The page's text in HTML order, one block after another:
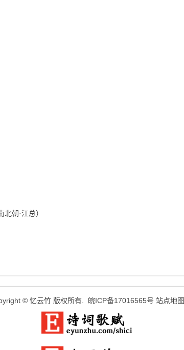
朝·江总）
© 忆云竹 版权所有. 皖ICP备17016565号 站点地图